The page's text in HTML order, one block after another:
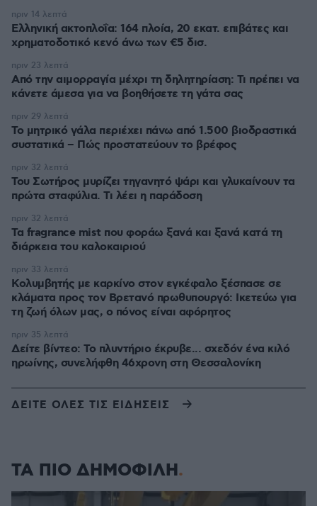
Ελληνική ακτοπλοΐα: 164 πλοία, 20 εκατ. επιβάτες και
χρηματοδοτικό κενό άνω των €5 δισ.
πριν 14 λεπτά
Από την αιμορραγία μέχρι τη δηλητηρίαση: Τι πρέπει να
κάνετε άμεσα για να βοηθήσετε τη γάτα σας
πριν 23 λεπτά
Το μητρικό γάλα περιέχει πάνω από 1.500 βιοδραστικά
συστατικά – Πώς προστατεύουν το βρέφος
πριν 29 λεπτά
Του Σωτήρος μυρίζει τηγανητό ψάρι και γλυκαίνουν τα
πρώτα σταφύλια. Τι λέει η παράδοση
πριν 32 λεπτά
Τα fragrance mist που φοράω ξανά και ξανά κατά τη
διάρκεια του καλοκαιριού
πριν 32 λεπτά
Κολυμβητής με καρκίνο στον εγκέφαλο ξέσπασε σε
κλάματα προς τον Βρετανό πρωθυπουργό: Ικετεύω για
τη ζωή όλων μας, ο πόνος είναι αφόρητος
πριν 33 λεπτά
Δείτε βίντεο: Το πλυντήριο έκρυβε... σχεδόν ένα κιλό
ηρωίνης, συνελήφθη 46χρονη στη Θεσσαλονίκη
πριν 35 λεπτά
ΔΕΙΤΕ ΟΛΕΣ ΤΙΣ ΕΙΔΗΣΕΙΣ
ΤΑ ΠΙΟ ΔΗΜΟΦΙΛΗ